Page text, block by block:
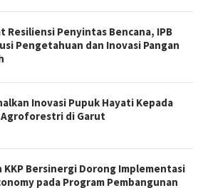
Resiliensi Penyintas Bencana, IPB
Pengetahuan dan Inovasi Pangan
Inovasi Pupuk Hayati Kepada
di Garut
KKP Bersinergi Dorong Implementasi
pada Program Pembangunan